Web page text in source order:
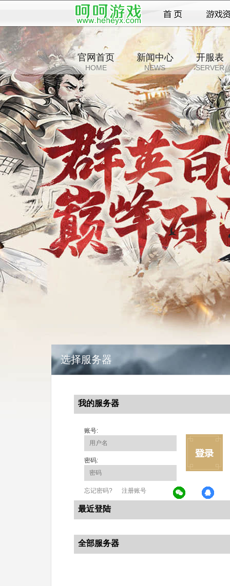
官网首页
HOME
新闻中心
NEWS
开服表
SERVER
选择服务器
我的服务器
账号:
密码:
忘记密码? 注册账号
最近登陆
全部服务器